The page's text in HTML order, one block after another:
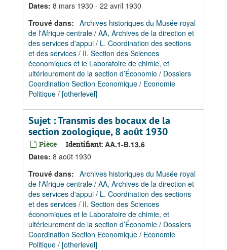
Dates: 8 mars 1930 - 22 avril 1930
Trouvé dans: Archives historiques du Musée royal
de l'Afrique centrale / AA, Archives de la direction et
des services d'appui / L. Coordination des sections
et des services / II. Section des Sciences
économiques et le Laboratoire de chimie, et
ultérieurement de la section d’Économie / Dossiers
Coordination Section Economique / Economie
Politique / [otherlevel]
Sujet : Transmis des bocaux de la
section zoologique, 8 août 1930
Pièce Identifiant: AA.1-B.13.6
Dates: 8 août 1930
Trouvé dans: Archives historiques du Musée royal
de l'Afrique centrale / AA, Archives de la direction et
des services d'appui / L. Coordination des sections
et des services / II. Section des Sciences
économiques et le Laboratoire de chimie, et
ultérieurement de la section d’Économie / Dossiers
Coordination Section Economique / Economie
Politique / [otherlevel]